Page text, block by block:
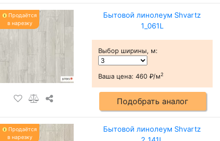
Продаётся
в нарезку
Бытовой линолеум Shvartz
1_061L
Выбор ширины, м:
Ваша цена: 460 ₽/м2
Подобрать аналог
Продаётся
в нарезку
Бытовой линолеум Shvartz